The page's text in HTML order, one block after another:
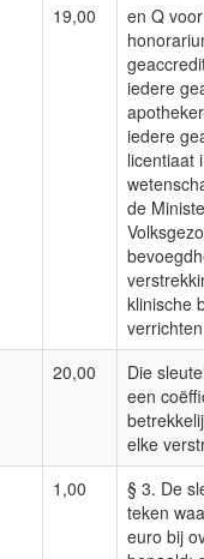
19,00
en Q
iedere
iedere
licentiaat
de
klinische
20,00
Die
een
elke
1,00
§ 3. De
teken
euro bij